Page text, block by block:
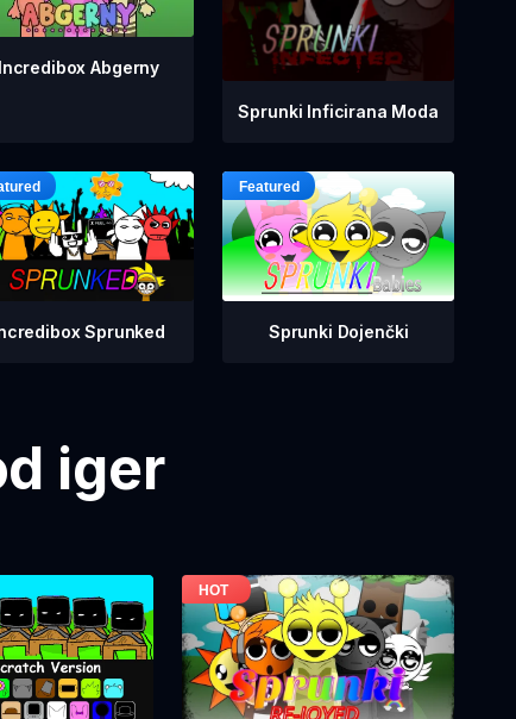
Incredibox Abgerny
Sprunki Inficirana Moda
Sprunked Sprunki Dojenčki
iger